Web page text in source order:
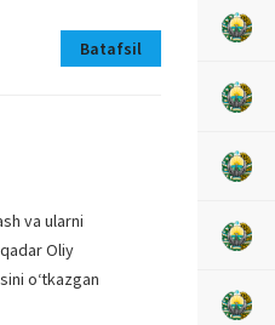
Batafsil
va ularni
Oliy
o‘tkazgan